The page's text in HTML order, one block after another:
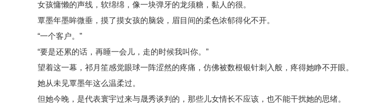
女孩慵懒的声线，软绵绵，像一块弹牙的龙须糖，黏人的很。
覃墨年墨眸微垂，摸了摸女孩的脑袋，眉目间的柔色浓郁得化不开。
“一个客户。”
“要是还累的话，再睡一会儿，走的时候我叫你。”
望着这一幕，祁月笙感觉眼球一阵涩然的疼痛，仿佛被数根银针刺入般，疼得她睁不开眼。
她从未见覃墨年这么温柔过。
但她今晚，是代表寰宇过来与晟秀谈判的，那些儿女情长不应该，也不能干扰她的思绪。